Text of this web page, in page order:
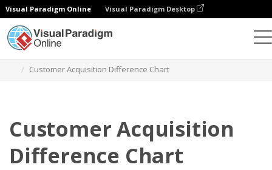
Visual Paradigm Online Visual Paradigm Desktop
Customer Acquisition Difference Chart
Customer Acquisition
Difference Chart